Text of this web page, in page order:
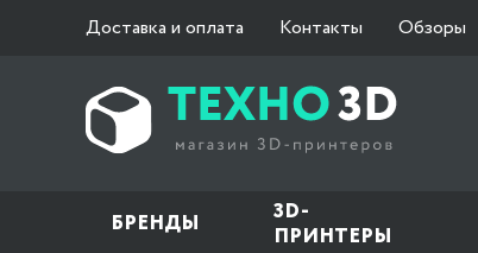
Доставка и оплата Контакты Обзоры
БРЕНДЫ
3D-
ПРИНТЕРЫ